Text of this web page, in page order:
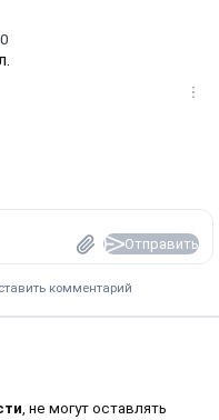
Отправить
комментарий
, не могут оставлять